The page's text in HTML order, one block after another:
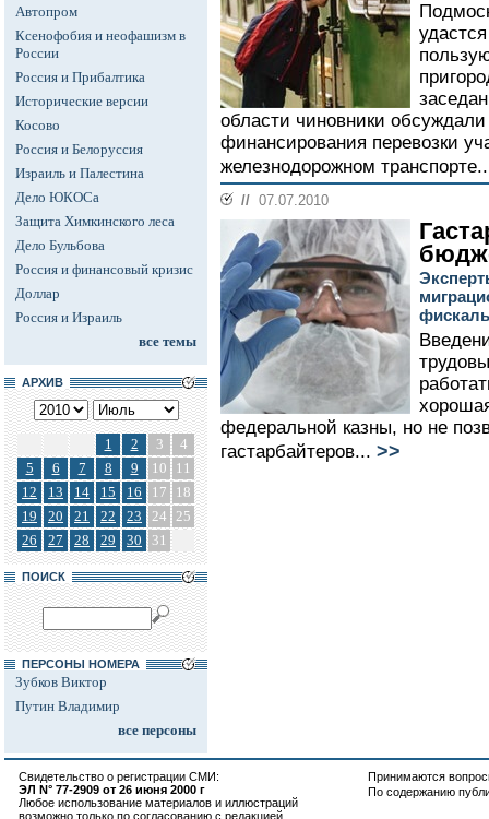
Автопром
Ксенофобия и неофашизм в
России
Россия и Прибалтика
Исторические версии
Косово
Россия и Белоруссия
Израиль и Палестина
Дело ЮКОСа
Защита Химкинского леса
Дело Бульбова
Россия и финансовый кризис
Доллар
Россия и Израиль
все темы
АРХИВ
1 2 3
4
5
6 7 8 9 10
11
12
13 14 15 16 17
18
19
20 21 22 23 24 25
26
27 28 29 30 31
ПОИСК
ПЕРСОНЫ НОМЕРА
Зубков Виктор
Путин Владимир
все персоны
области чиновники
финансирования перевозки
железнодорожном
// 07.07.2010
федеральной казны, но не
гастарбайтеров... >>
Свидетельство о регистрации СМИ:
ЭЛ N° 77-2909 от 26 июня 2000 г
Любое использование материалов и иллюстраций
возможно только по согласованию с редакцией
Принимаются
По содержанию